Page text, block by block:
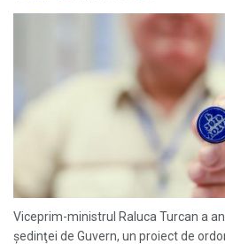
Viceprim-ministrul Raluca Turcan a
şedinţei de Guvern, un proiect de